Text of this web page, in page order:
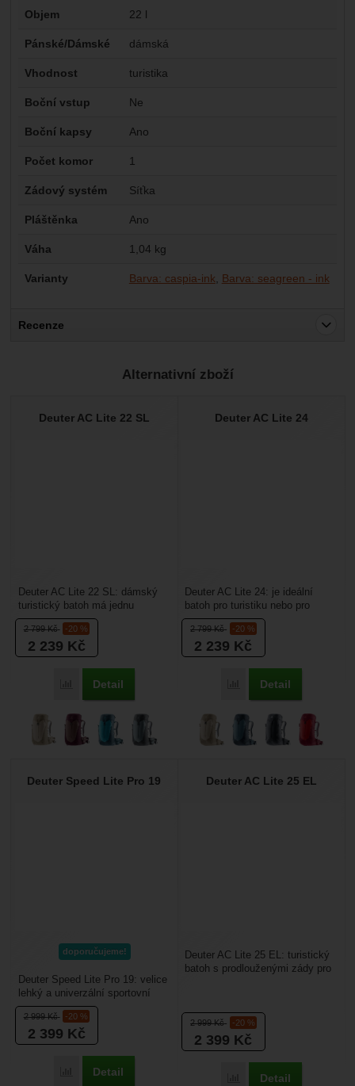
Objem 22 l
Pánské/Dámské dámská
Vhodnost turistika
Boční vstup Ne
Boční kapsy Ano
Počet komor 1
Zádový systém Síťka
Pláštěnka Ano
Váha 1,04 kg
Varianty Barva: caspia-ink Barva: seagreen - ink
Recenze
Nebyla přidána žádná recenze.
Alternativní zboží
Deuter AC Lite 22 SL
2 799Kč -20 %
2 239 Kč
Porovnat
Detail
Deuter AC Lite 22 SL: dámský
turistický batoh má jednu
komoru s plněním z vrchu. Váha
930 g. Boční síťované...
Deuter AC Lite 24
2 799Kč -20 %
2 239 Kč
Porovnat
Detail
Deuter AC Lite 24: je ideální
batoh pro turistiku nebo pro
aktivity, kde se vám silně potí
záda. Pak...
Deuter Speed Lite Pro 19
doporučujeme!
2 999Kč -20 %
2 399 Kč
Porovnat
Detail
Deuter Speed Lite Pro 19: velice
lehký a univerzální sportovní
batoh určený na turistiku,
cyklistiku,...
Deuter AC Lite 25 EL
2 999Kč -20 %
2 399 Kč
Porovnat
Detail
Deuter AC Lite 25 EL: turistický
batoh s prodlouženými zády pro